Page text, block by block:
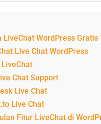
LiveChat WordPress Gratis
Live Chat WordPress
Chat Support
Live Chat
Live Chat
Fitur LiveChat di